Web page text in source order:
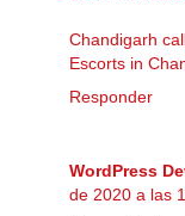
Chandigarh
Escorts in
Responder
WordPress
de 2020 a las